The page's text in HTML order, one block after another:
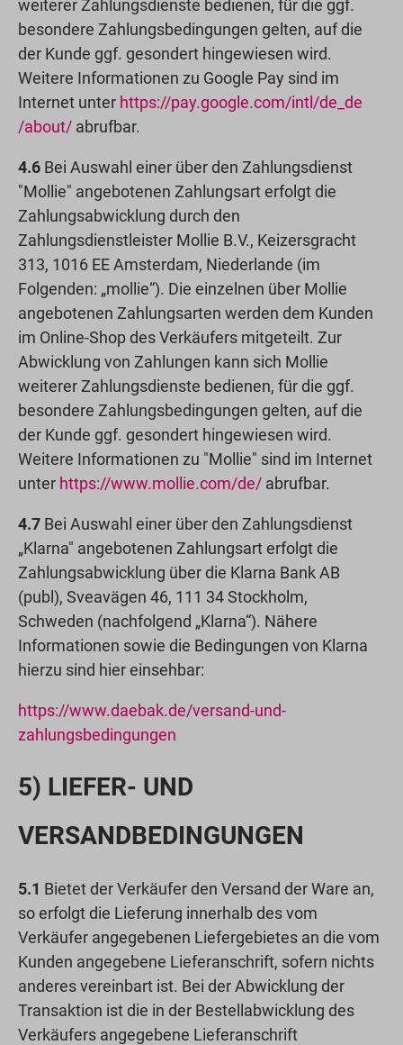
weiterer Zahlungsdienste bedienen, für die ggf.
besondere Zahlungsbedingungen gelten, auf die
der Kunde ggf. gesondert hingewiesen wird.
Weitere Informationen zu Google Pay sind im
Internet unter https://pay.google.com/intl/de_de
/about/ abrufbar.
4.6 Bei Auswahl einer über den Zahlungsdienst
"Mollie" angebotenen Zahlungsart erfolgt die
Zahlungsabwicklung durch den
Zahlungsdienstleister Mollie B.V., Keizersgracht
313, 1016 EE Amsterdam, Niederlande (im
Folgenden: „mollie“). Die einzelnen über Mollie
angebotenen Zahlungsarten werden dem Kunden
im Online-Shop des Verkäufers mitgeteilt. Zur
Abwicklung von Zahlungen kann sich Mollie
weiterer Zahlungsdienste bedienen, für die ggf.
besondere Zahlungsbedingungen gelten, auf die
der Kunde ggf. gesondert hingewiesen wird.
Weitere Informationen zu "Mollie" sind im Internet
unter https://www.mollie.com/de/ abrufbar.
4.7 Bei Auswahl einer über den Zahlungsdienst
„Klarna" angebotenen Zahlungsart erfolgt die
Zahlungsabwicklung über die Klarna Bank AB
(publ), Sveavägen 46, 111 34 Stockholm,
Schweden (nachfolgend „Klarna“). Nähere
Informationen sowie die Bedingungen von Klarna
hierzu sind hier einsehbar:
https://www.daebak.de/versand-und-
zahlungsbedingungen
5) LIEFER- UND
VERSANDBEDINGUNGEN
5.1 Bietet der Verkäufer den Versand der Ware an,
so erfolgt die Lieferung innerhalb des vom
Verkäufer angegebenen Liefergebietes an die vom
Kunden angegebene Lieferanschrift, sofern nichts
anderes vereinbart ist. Bei der Abwicklung der
Transaktion ist die in der Bestellabwicklung des
Verkäufers angegebene Lieferanschrift